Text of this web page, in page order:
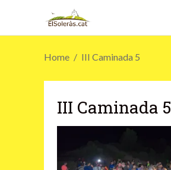
Home III Caminada 5
III Caminada 5